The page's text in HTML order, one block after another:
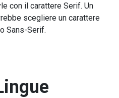
con il carattere Serif. Un
scegliere un carattere
Sans-Serif.